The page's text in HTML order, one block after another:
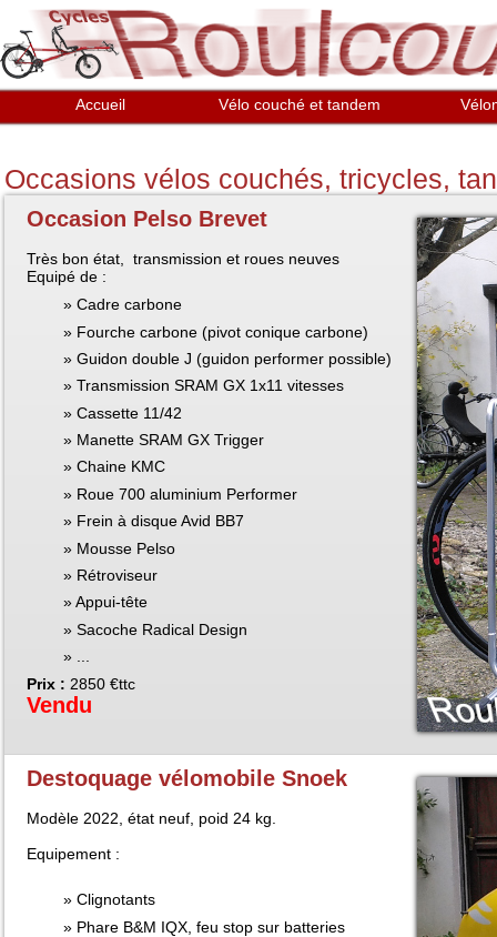
Aller au contenu principal
Accueil Vélo couché et tandem
Occasions vélos couchés, tricycles,
Occasion Pelso Brevet
Très bon état, transmission et roues neuves
Equipé de :
Cadre carbone
Fourche carbone (pivot conique carbone)
Guidon double J (guidon performer possible)
Transmission SRAM GX 1x11 vitesses
Cassette 11/42
Manette SRAM GX Trigger
Chaine KMC
Roue 700 aluminium Performer
Frein à disque Avid BB7
Mousse Pelso
Rétroviseur
Appui-tête
Sacoche Radical Design
Prix : 2850 €ttc
Vendu
Destoquage vélomobile Snoek
Modèle 2022, état neuf, poid 24 kg.
Equipement :
Clignotants
Phare B&M IQX, feu stop sur batteries